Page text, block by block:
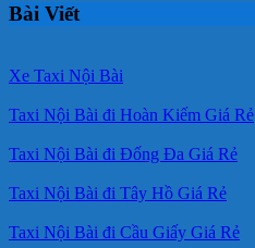
Bài Viết
Xe Taxi Nội Bài
Taxi Nội Bài đi Hoàn Kiếm Giá Rẻ
Taxi Nội Bài đi Đống Đa Giá Rẻ
Taxi Nội Bài đi Tây Hồ Giá Rẻ
Taxi Nội Bài đi Cầu Giấy Giá Rẻ